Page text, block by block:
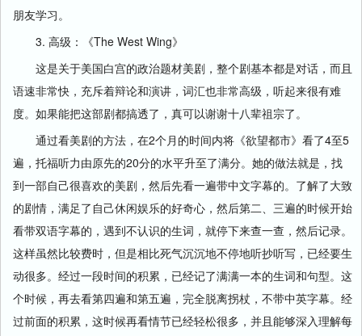
朋友学习。
3. 高级：《The West Wing》
这是关于美国白宫的政治题材美剧，整个剧基本都是对话，而且
语速非常快，充斥着辩论和演讲，词汇也非常高级，听起来很有难
度。如果能把这部剧都搞透了，真可以谢谢十八辈祖宗了。
通过看美剧的方法，在2个月的时间内将《欲望都市》看了4至5
遍，托福听力由原先的20分的水平升至了满分。她的做法就是，找
到一部自己很喜欢的美剧，然后先看一遍带中文字幕的。了解了大致
的剧情，满足了自己休闲娱乐的好奇心，然后第二、三遍的时候开始
看带双语字幕的，遇到不认识的生词，就停下来查一查，然后记录。
这样虽然比较费时，但是相比死气沉沉地不停地听抄听写，已经要生
动很多。经过一段时间的积累，已经记了满满一本的生词和句型。这
个时候，再去看第四遍和第五遍，完全脱离拐杖，不带中英字幕。经
过前面的积累，这时候再看情节已经轻松很多，并且能够深入理解每